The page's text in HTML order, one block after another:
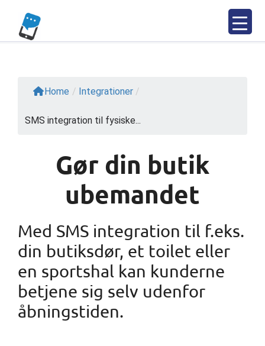
indhold
Home / Integrationer /
SMS integration til fysiske...
Gør din butik
ubemandet
Med SMS integration til f.eks.
din butiksdør, et toilet eller
en sportshal kan kunderne
betjene sig selv udenfor
åbningstiden.